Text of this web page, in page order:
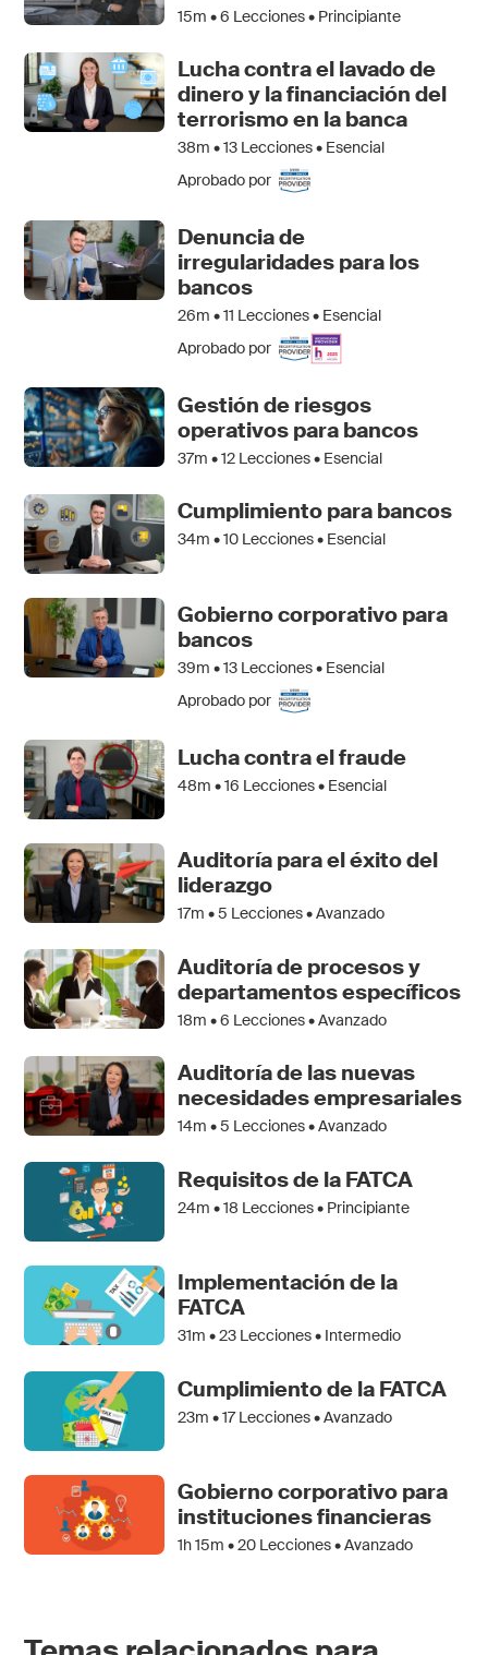
15m •6 Lecciones • Principiante
Lucha contra el lavado de
dinero y la financiación del
terrorismo en la banca
38m •13 Lecciones • Esencial
Aprobado por
Denuncia de
irregularidades para los
bancos
26m •11 Lecciones • Esencial
Aprobado por
Gestión de riesgos
operativos para bancos
37m •12 Lecciones • Esencial
Cumplimiento para bancos
34m •10 Lecciones • Esencial
Gobierno corporativo para
bancos
39m •13 Lecciones • Esencial
Aprobado por
Lucha contra el fraude
48m •16 Lecciones • Esencial
Auditoría para el éxito del
liderazgo
17m •5 Lecciones • Avanzado
Auditoría de procesos y
departamentos específicos
18m •6 Lecciones • Avanzado
Auditoría de las nuevas
necesidades empresariales
14m •5 Lecciones • Avanzado
Requisitos de la FATCA
24m •18 Lecciones • Principiante
Implementación de la
FATCA
31m •23 Lecciones • Intermedio
Cumplimiento de la FATCA
23m •17Lecciones • Avanzado
Gobierno corporativo para
instituciones financieras
1h 15m •20 Lecciones • Avanzado